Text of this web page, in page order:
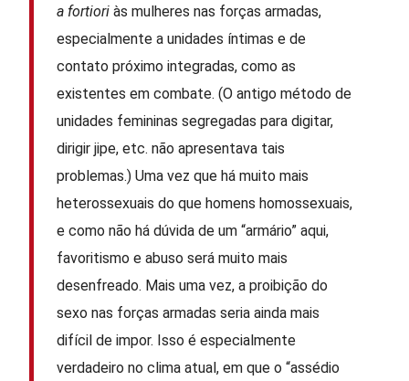
a fortioriàs mulheres nas forças armadas,
especialmente a unidades íntimas e de
contato próximo integradas, como as
existentes em combate. (O antigo método de
unidades femininas segregadas para digitar,
dirigir jipe, etc. não apresentava tais
problemas.) Uma vez que há muito mais
heterossexuais do que homens homossexuais,
e como não há dúvida de um “armário” aqui,
favoritismo e abuso será muito mais
desenfreado. Mais uma vez, a proibição do
sexo nas forças armadas seria ainda mais
difícil de impor. Isso é especialmente
verdadeiro no clima atual, em que o “assédio